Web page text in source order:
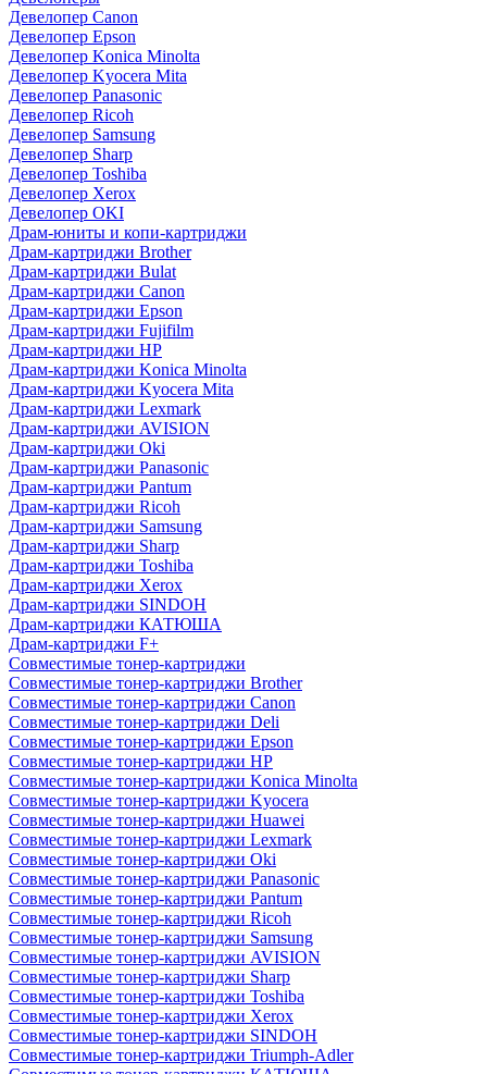
Девелопер Canon
Девелопер Epson
Девелопер Konica Minolta
Девелопер Kyocera Mita
Девелопер Panasonic
Девелопер Ricoh
Девелопер Samsung
Девелопер Sharp
Девелопер Toshiba
Девелопер Xerox
Девелопер OKI
Драм-юниты и копи-картриджи
Драм-картриджи Brother
Драм-картриджи Bulat
Драм-картриджи Canon
Драм-картриджи Epson
Драм-картриджи Fujifilm
Драм-картриджи HP
Драм-картриджи Konica Minolta
Драм-картриджи Kyocera Mita
Драм-картриджи Lexmark
Драм-картриджи AVISION
Драм-картриджи Oki
Драм-картриджи Panasonic
Драм-картриджи Pantum
Драм-картриджи Ricoh
Драм-картриджи Samsung
Драм-картриджи Sharp
Драм-картриджи Toshiba
Драм-картриджи Xerox
Драм-картриджи SINDOH
Драм-картриджи КАТЮША
Драм-картриджи F+
Совместимые тонер-картриджи
Совместимые тонер-картриджи Brother
Совместимые тонер-картриджи Canon
Совместимые тонер-картриджи Deli
Совместимые тонер-картриджи Epson
Совместимые тонер-картриджи HP
Совместимые тонер-картриджи Konica Minolta
Совместимые тонер-картриджи Kyocera
Совместимые тонер-картриджи Huawei
Совместимые тонер-картриджи Lexmark
Совместимые тонер-картриджи Oki
Совместимые тонер-картриджи Panasonic
Совместимые тонер-картриджи Pantum
Совместимые тонер-картриджи Ricoh
Совместимые тонер-картриджи Samsung
Совместимые тонер-картриджи AVISION
Совместимые тонер-картриджи Sharp
Совместимые тонер-картриджи Toshiba
Совместимые тонер-картриджи Xerox
Совместимые тонер-картриджи SINDOH
Совместимые тонер-картриджи Triumph-Adler